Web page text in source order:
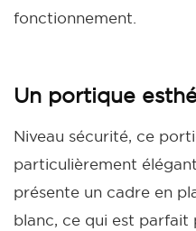
fonctionnement.
Un portique
Niveau sécurité, ce
particulièrement
présente un cadre en
blanc, ce qui est parfait